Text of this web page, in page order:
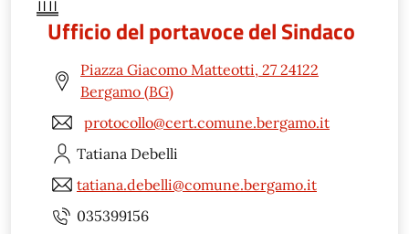
Ufficio del portavoce del Sindaco
Piazza Giacomo Matteotti, 27 24122
Bergamo (BG)
protocollo@cert.comune.bergamo.it
Tatiana Debelli
tatiana.debelli@comune.bergamo.it
035399156